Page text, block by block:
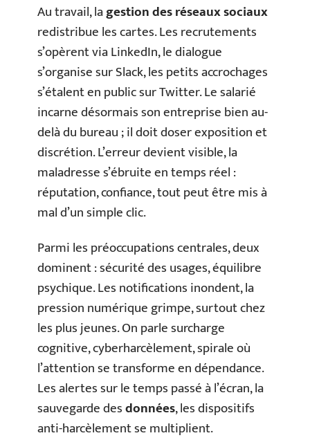
Au travail, lagestion des réseaux sociaux
redistribue les cartes. Les recrutements
s’opèrent via LinkedIn, le dialogue
s’organise sur Slack, les petits accrochages
s’étalent en public sur Twitter. Le salarié
incarne désormais son entreprise bien au-
delà du bureau ; il doit doser exposition et
discrétion. L’erreur devient visible, la
maladresse s’ébruite en temps réel :
réputation, confiance, tout peut être mis à
mal d’un simple clic.
Parmi les préoccupations centrales, deux
dominent : sécurité des usages, équilibre
psychique. Les notifications inondent, la
pression numérique grimpe, surtout chez
les plus jeunes. On parle surcharge
cognitive, cyberharcèlement, spirale où
l’attention se transforme en dépendance.
Les alertes sur le temps passé à l’écran, la
sauvegarde desdonnées, les dispositifs
anti-harcèlement se multiplient.